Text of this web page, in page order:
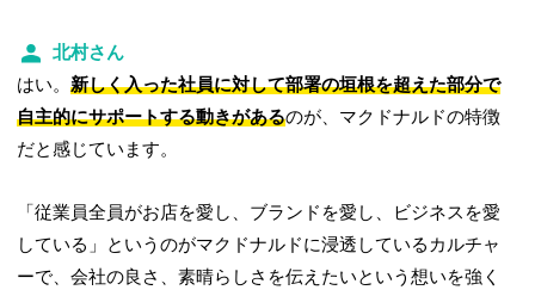
北村さん
はい。新しく入った社員に対して部署の垣根を超えた部分で
自主的にサポートする動きがあるのが、マクドナルドの特徴
だと感じています。
「従業員全員がお店を愛し、ブランドを愛し、ビジネスを愛
している」というのがマクドナルドに浸透しているカルチャ
ーで、会社の良さ、素晴らしさを伝えたいという想いを強く